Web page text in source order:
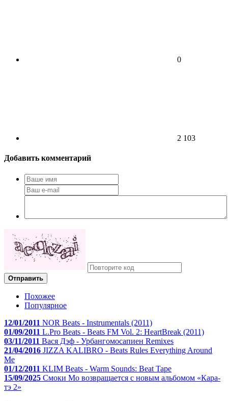
0
2 103
Добавить комментарий
Отправить
Похожее
Популярное
12/01/2011 NOR Beats - Instrumentals (2011)
01/09/2011 L.Pro Beats - Beats FM Vol. 2: HeartBreak (2011)
03/11/2011 Вася Дэф - Урбангомосапиен Remixes
21/04/2016 JIZZA KALIBRO - Beats Rules Everything Around
Me
01/12/2011 KLIM Beats - Warm Sounds: Beat Tape
15/09/2025 Смоки Мо возвращается с новым альбомом «Кара-
тэ 2»